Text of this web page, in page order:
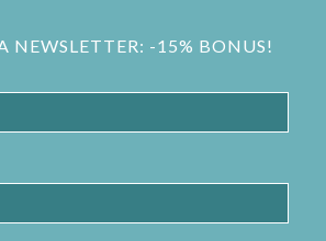
NEWSLETTER: -15% BONUS!